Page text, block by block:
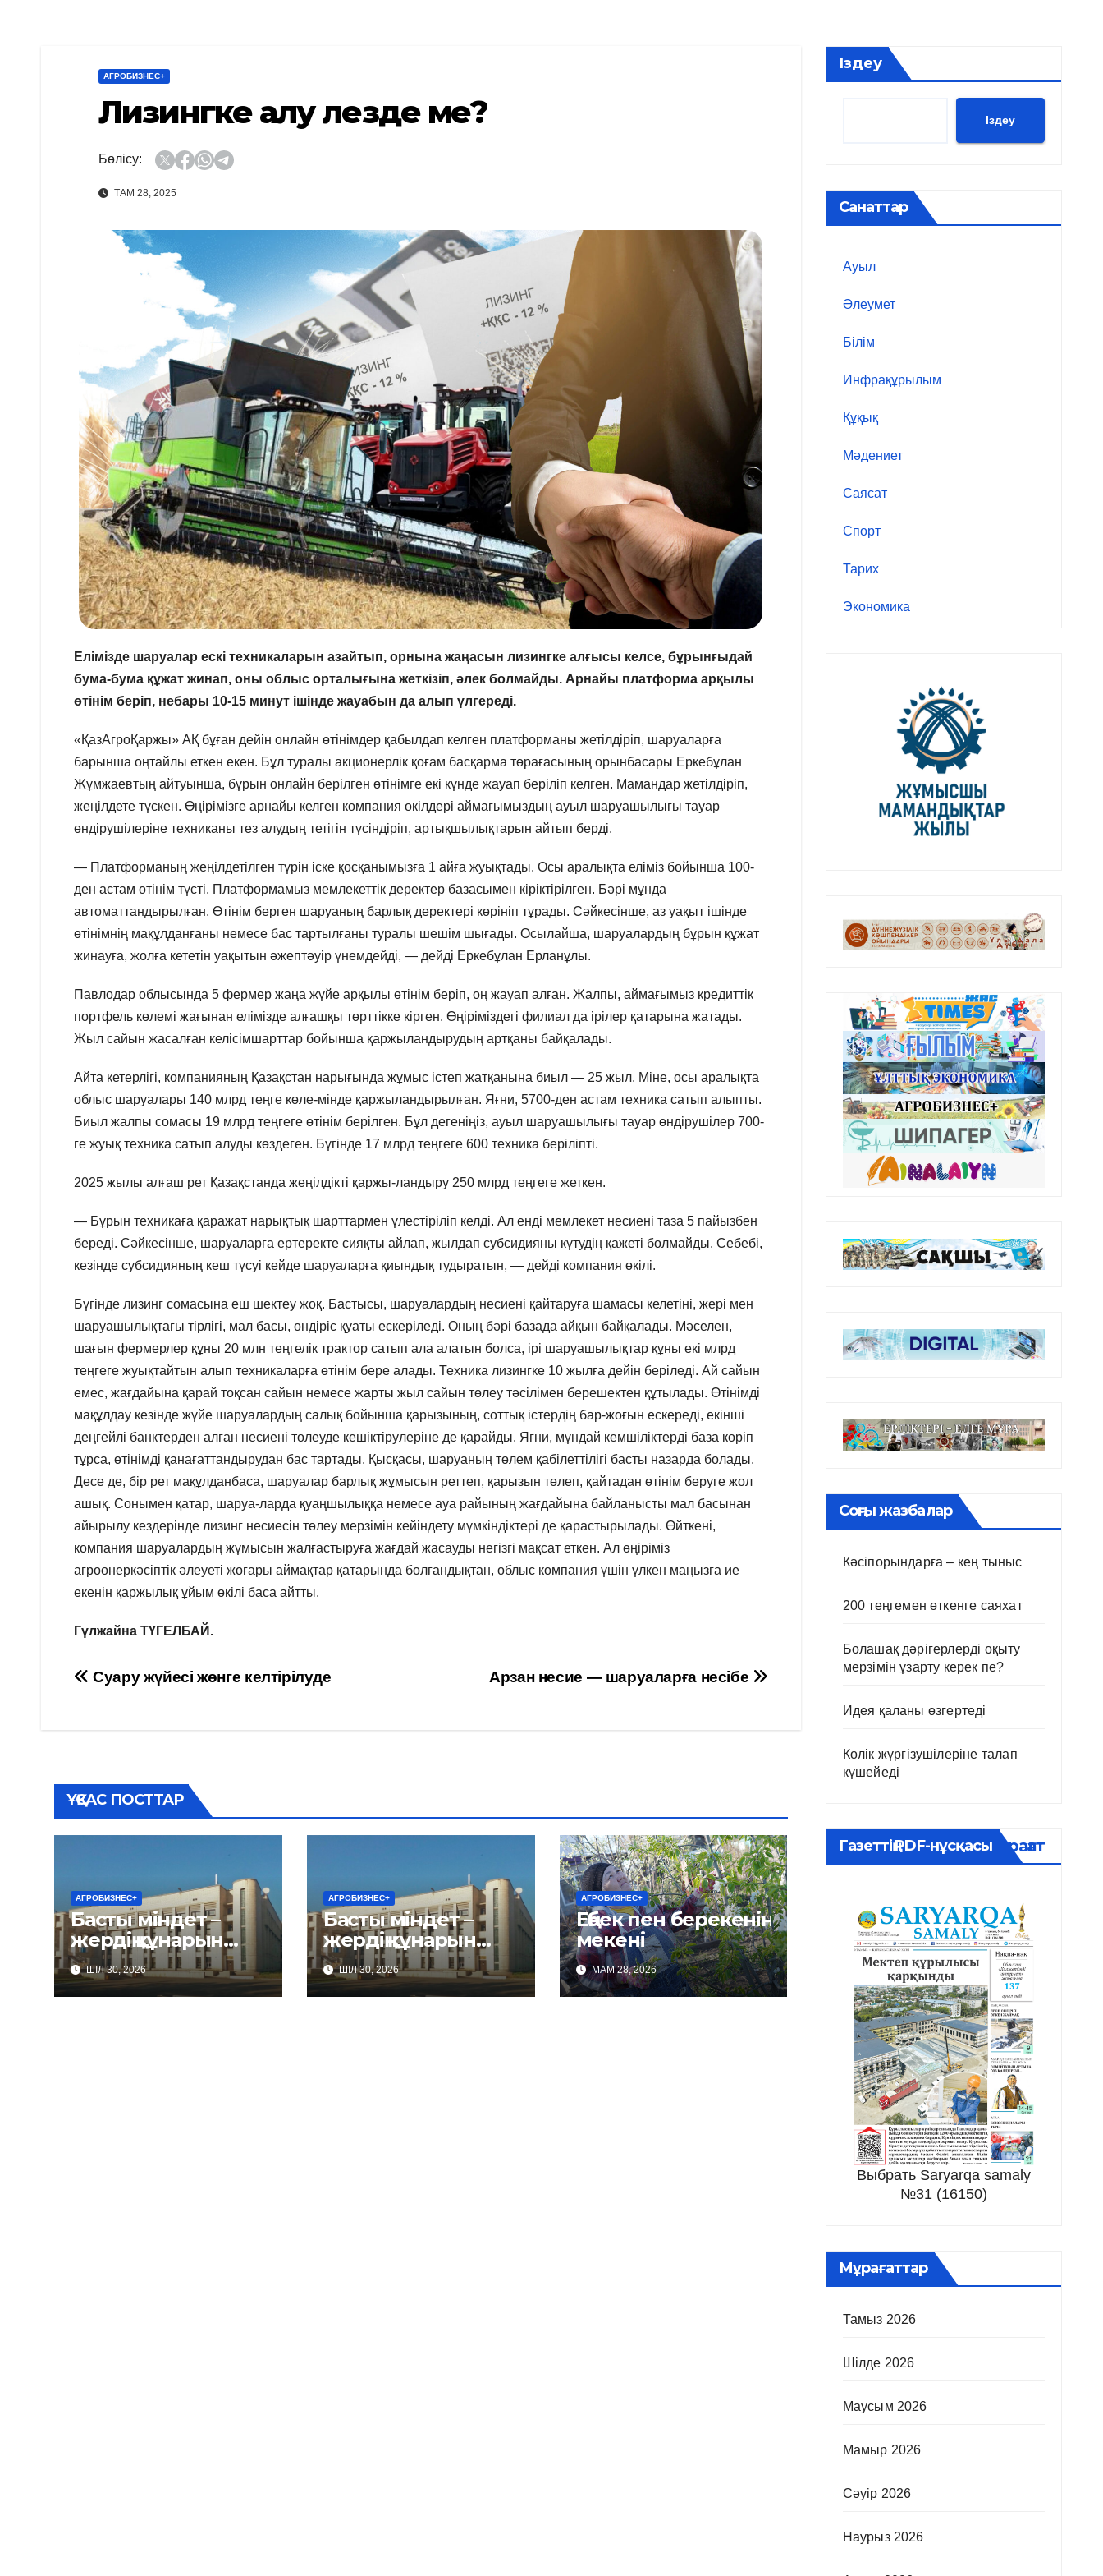
АГРОБИЗНЕС+
Лизингке алу лезде ме?
Бөлісу:
ТАМ 28, 2025
Елімізде шаруалар ескі техникаларын азайтып, орнына жаңасын лизингке алғысы келсе, бұрынғыдай
бума-бума құжат жинап, оны облыс орталығына жеткізіп, әлек болмайды. Арнайы платформа арқылы
өтінім беріп, небары 10-15 минут ішінде жауабын да алып үлгереді.
«ҚазАгроҚаржы» АҚ бұған дейін онлайн өтінімдер қабылдап келген платформаны жетілдіріп, шаруаларға
барынша оңтайлы еткен екен. Бұл туралы акционерлік қоғам басқарма төрағасының орынбасары Еркебұлан
Жұмжаевтың айтуынша, бұрын онлайн берілген өтінімге екі күнде жауап беріліп келген. Мамандар жетілдіріп,
жеңілдете түскен. Өңірімізге арнайы келген компания өкілдері аймағымыздың ауыл шаруашылығы тауар
өндірушілеріне техниканы тез алудың тетігін түсіндіріп, артықшылықтарын айтып берді.
— Платформаның жеңілдетілген түрін іске қосқанымызға 1 айға жуықтады. Осы аралықта еліміз бойынша 100-
ден астам өтінім түсті. Платформамыз мемлекеттік деректер базасымен кіріктірілген. Бәрі мұнда
автоматтандырылған. Өтінім берген шаруаның барлық деректері көрініп тұрады. Сәйкесінше, аз уақыт ішінде
өтінімнің мақұлданғаны немесе бас тартылғаны туралы шешім шығады. Осылайша, шаруалардың бұрын құжат
жинауға, жолға кететін уақытын әжептәуір үнемдейді, — дейді Еркебұлан Ерланұлы.
Павлодар облысында 5 фермер жаңа жүйе арқылы өтінім беріп, оң жауап алған. Жалпы, аймағымыз кредиттік
портфель көлемі жағынан елімізде алғашқы төрттікке кірген. Өңіріміздегі филиал да ірілер қатарына жатады.
Жыл сайын жасалған келісімшарттар бойынша қаржыландырудың артқаны байқалады.
Айта кетерлігі, компанияның Қазақстан нарығында жұмыс істеп жатқанына биыл — 25 жыл. Міне, осы аралықта
облыс шаруалары 140 млрд теңге көле-мінде қаржыландырылған. Яғни, 5700-ден астам техника сатып алыпты.
Биыл жалпы сомасы 19 млрд теңгеге өтінім берілген. Бұл дегеніңіз, ауыл шаруашылығы тауар өндірушілер 700-
ге жуық техника сатып алуды көздеген. Бүгінде 17 млрд теңгеге 600 техника беріліпті.
2025 жылы алғаш рет Қазақстанда жеңілдікті қаржы-ландыру 250 млрд теңгеге жеткен.
— Бұрын техникаға қаражат нарықтық шарттармен үлестіріліп келді. Ал енді мемлекет несиені таза 5 пайызбен
береді. Сәйкесінше, шаруаларға ертеректе сияқты айлап, жылдап субсидияны күтудің қажеті болмайды. Себебі,
кезінде субсидияның кеш түсуі кейде шаруаларға қиындық тудыратын, — дейді компания өкілі.
Бүгінде лизинг сомасына еш шектеу жоқ. Бастысы, шаруалардың несиені қайтаруға шамасы келетіні, жері мен
шаруашылықтағы тірлігі, мал басы, өндіріс қуаты ескеріледі. Оның бәрі базада айқын байқалады. Мәселен,
шағын фермерлер құны 20 млн теңгелік трактор сатып ала алатын болса, ірі шаруашылықтар құны екі млрд
теңгеге жуықтайтын алып техникаларға өтінім бере алады. Техника лизингке 10 жылға дейін беріледі. Ай сайын
емес, жағдайына қарай тоқсан сайын немесе жарты жыл сайын төлеу тәсілімен берешектен құтылады. Өтінімді
мақұлдау кезінде жүйе шаруалардың салық бойынша қарызының, соттық істердің бар-жоғын ескереді, екінші
деңгейлі банктерден алған несиені төлеуде кешіктірулеріне де қарайды. Яғни, мұндай кемшіліктерді база көріп
тұрса, өтінімді қанағаттандырудан бас тартады. Қысқасы, шаруаның төлем қабілеттілігі басты назарда болады.
Десе де, бір рет мақұлданбаса, шаруалар барлық жұмысын реттеп, қарызын төлеп, қайтадан өтінім беруге жол
ашық. Сонымен қатар, шаруа-ларда қуаңшылыққа немесе ауа райының жағдайына байланысты мал басынан
айырылу кездерінде лизинг несиесін төлеу мерзімін кейіндету мүмкіндіктері де қарастырылады. Өйткені,
компания шаруалардың жұмысын жалғастыруға жағдай жасауды негізгі мақсат еткен. Ал өңіріміз
агроөнеркәсіптік әлеуеті жоғары аймақтар қатарында болғандықтан, облыс компания үшін үлкен маңызға ие
екенін қаржылық ұйым өкілі баса айтты.
Гүлжайна ТҮГЕЛБАЙ.
Навигация
Арзан несие — шаруаларға несібе
Суару жүйесі жөнге келтірілуде
ҰҚСАС ПОСТТАР
АГРОБИЗНЕС+
Басты міндет –
жердің құнарын
сақтау
ШІЛ 30, 2026
АГРОБИЗНЕС+
Басты міндет –
жердің құнарын
сақтау
ШІЛ 30, 2026
АГРОБИЗНЕС+
Еңбек пен берекенің
мекені
МАМ 28, 2026
Іздеу
Іздеу
Санаттар
Ауыл
Әлеумет
Білім
Инфрақұрылым
Құқық
Мәдениет
Саясат
Спорт
Тарих
Экономика
Соңғы жазбалар
Кәсіпорындарға – кең тыныс
200 теңгемен өткенге саяхат
Болашақ дәрігерлерді оқыту
мерзімін ұзарту керек пе?
Идея қаланы өзгертеді
Көлік жүргізушілеріне талап
күшейеді
Газеттің PDF-нұсқасыМұрағат
Выбрать Saryarqa samaly
№31 (16150)
Мұрағаттар
Тамыз 2026
Шілде 2026
Маусым 2026
Мамыр 2026
Сәуір 2026
Наурыз 2026